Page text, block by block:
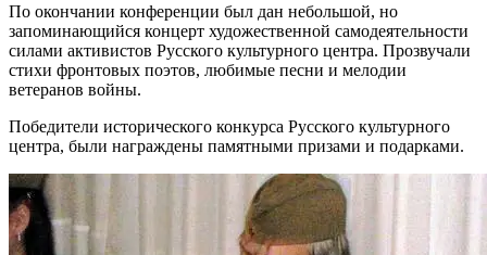
По окончании конференции был дан небольшой, но
запоминающийся концерт художественной самодеятельности
силами активистов Русского культурного центра. Прозвучали
стихи фронтовых поэтов, любимые песни и мелодии
ветеранов войны.
Победители исторического конкурса Русского культурного
центра, были награждены памятными призами и подарками.